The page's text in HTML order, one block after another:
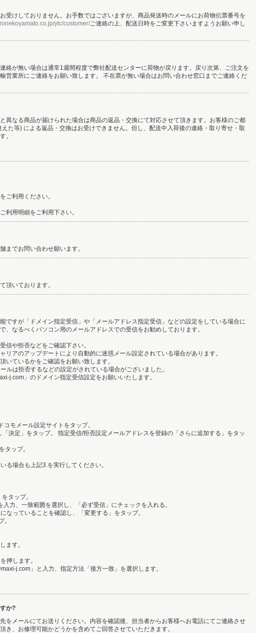
受けしておりません。お手数ではございますが、商品発送時のメールにお荷物伝票番号を
ytc/customer/ご連絡の上、配送日時をご変更下さいますようお願い申し
絡が無い場合は通常1週間程度で弊社配送センターに荷物が戻ります。戻り次第、ご注文を
営業所にご連絡をお願い致します。 不在票が無い場合はお問い合わせ窓口までご連絡くだ
異なる商品が届けられた場合は商品の返品・交換にて対応させて頂きます。お客様のご都
た等) による返品・交換はお受けできません。但し、配送中入荷後の連絡・取り寄せ・取
。
ご利用ください。
利用明細をご利用下さい。
までお問い合わせ願います。
頂いております。
ですが「ドメイン指定受信」や「メールアドレス指定受信」などの設定をしている場合に
、なるべくパソコン用のメールアドレスでの受信をお勧めしております。
信や拒否などをご確認下さい。
リアのアップデートにより自動的に迷惑メール設定されている場合があります。
いているかをご確認をお願い致します。
ルは拒否するなどの設定がされている場合がございました。
j.com」のドメイン指定受信設定をお願いいたします。
モメール設定サイトをタップ。
決定」をタップ。 指定受信/拒否設定メールアドレスを登録の「さらに追加する」をタッ
タップ。
る場合も上記3.を実行してください。
タップ。
力、一致範囲を選択し、「必ず受信」にチェックを入れる。
なっていることを確認し、「変更する」をタップ。
。
ます。
押します。
j.com」と入力、指定方法「後方一致」を選択します。
か?
をメールにてお送りください。内容を確認後、担当者からお客様へお電話にてご連絡させ
、お修理可能かどうかを含めてご回答させていただきます。